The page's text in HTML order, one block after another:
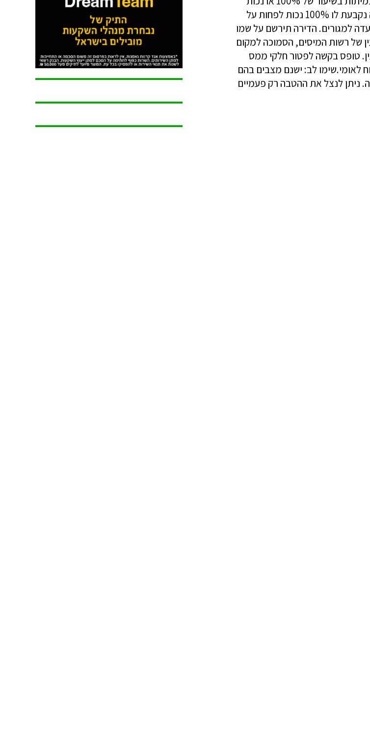
מצטברת של 90% עבור ליקויים שונים, בחישוב מיוחד שבלעדיו הייתה נקבעת לו 100% נכות לפחות על
למגורים. הדירה תירשם על שמו
של רשות המיסים, הסמוכה למקום
טופס בקשה לפטור חלקי ממס
לאומי.שימו לב: ישנם מצבים בהם
ניתן לנצל את ההטבה רק פעמיים